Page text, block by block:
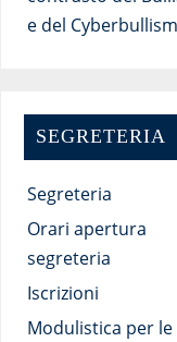
e del
SEGRETERIA
Segreteria
Orari apertura
segreteria
Iscrizioni
Modulistica per le